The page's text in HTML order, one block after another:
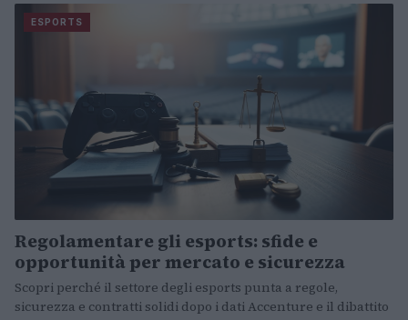
ESPORTS
Regolamentare gli esports: sfide e
opportunità per mercato e sicurezza
Scopri perché il settore degli esports punta a regole,
sicurezza e contratti solidi dopo i dati Accenture e il dibattito